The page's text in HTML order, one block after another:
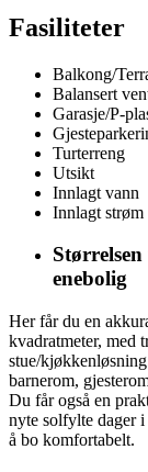
Fasiliteter
Balkong/
Balansert
Garasje/P-
Turterreng
Utsikt
Innlagt vann
Innlagt strøm
enebolig
Her får du en
kvadratmeter, med
stue/
barnerom,
Du får også en
nyte solfylte dager
å bo komfortabelt.